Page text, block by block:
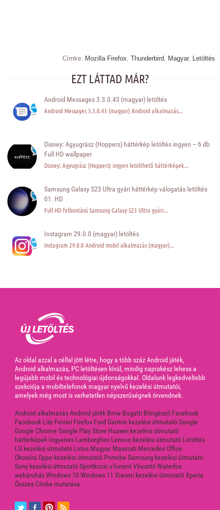
Címke: Mozilla Firefox, Thunderbird, Magyar, Letöltés
EZT LÁTTAD MÁR?
Android Messages 3.3.0.43 (magyar) letöltés
Android Messages 3.3.0.43 (magyar) Android alkalmazás...
Disney: Agyugrász (Hoppers) háttérkép letöltés ingyen – 6 db
Full HD wallpaper
Disney: Agyugrász (Hoppers) ingyen letölthető háttérképek...
Samsung Galaxy S23 Ultra gyári háttérkép válogatás letöltés
01. HD
Full HD felbontású Samsung Galaxy S23 Ultra gyári...
Instagram 29.0.0 (magyar) letöltés
Instagram 29.0.0 Android mobil alkalmazás (magyar)...
Az oldal azzal a céllal jött létre, hogy a több száz Android játék,
Android alkalmazás, PC letöltésen kívül, mindig naprakész lehess a
legújabb mobil és technológiai újdonságokkal. Oldalunk legkedveltebb
szekciója a mobiltelefonok magyar nyelvű kezelési útmutatói,
amelyek még most is verhetetlen népszerűségnek örvendnek.
Android alkalmazásAndroid játék Bmw Bugatti Böngésző Facebook
Facebook Lite Ferrari Firefox Ford Garmin kezelési útmutatóGoogle
Google Chrome Google Play Store Huawei kezelési útmutató
háttérképek Ingyenes Lamborghini Lenovo kezelési útmutató Letöltés
LG kezelési útmutató Lotus Magyar Maserati MercedesOffice
Okosóra Oppo kezelési útmutató Porsche Samsung kezelési útmutató
Sony kezelési útmutatóSportkocsi uTorrentVírusirtóWaterfox
webáruházWindows 10 Windows 11 Xiaomi kezelési útmutatóXperia
Összes Címke mutatása